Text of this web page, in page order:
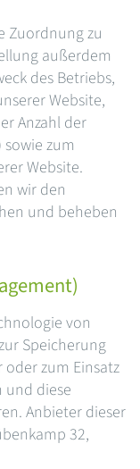
Zuordnung zu
außerdem
des Betriebs,
Website,
Anzahl der
zum
Website.
wir den
und beheben
von
Speicherung
zum Einsatz
diese
Anbieter dieser
32,